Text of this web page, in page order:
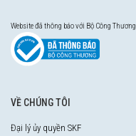
Website đã thông báo với Bộ Công Thương
VỀ CHÚNG TÔI
Đại lý ủy quyền SKF